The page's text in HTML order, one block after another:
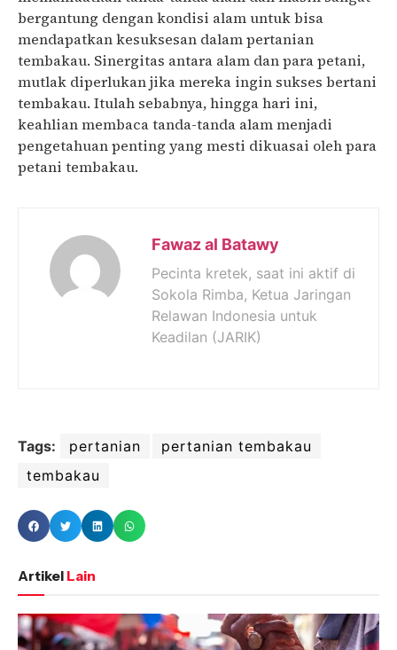
bergantung dengan kondisi alam untuk bisa
mendapatkan kesuksesan dalam pertanian
tembakau. Sinergitas antara alam dan para petani,
mutlak diperlukan jika mereka ingin sukses bertani
tembakau. Itulah sebabnya, hingga hari ini,
keahlian membaca tanda-tanda alam menjadi
pengetahuan penting yang mesti dikuasai oleh para
petani tembakau.
Fawaz al Batawy
Pecinta kretek, saat ini aktif di
Sokola Rimba, Ketua Jaringan
Relawan Indonesia untuk
Keadilan (JARIK)
Tags: pertanian
pertanian tembakau
tembakau
Artikel Lain